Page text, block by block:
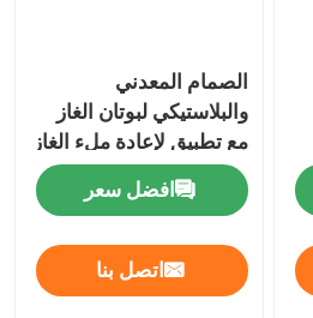
الصمام المعدني
والبلاستيكي لبوتان الغاز
مع تطبيق لإعادة ملء الغاز
الخفيف
افضل سعر
اتصل بنا